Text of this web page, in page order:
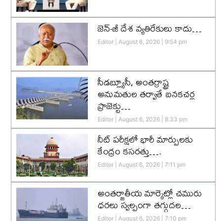
జెన్-జీ దేశ వ్యతిరేకులు కాదు…
Editor August 6, 2026 9:54 pm
సీడబ్ల్యూసీ, అంతర్రాష్ట్ర
అనుమతుల తర్వాతే బనకచర్ల
ప్రాజెక్టు…
Editor August 6, 2026 8:33 pm
నీట్ పరీక్షలో భారీ మార్పులకు
కేంద్రం కసరత్తు….
Editor August 6, 2026 7:11 pm
అంతర్జాతీయ మార్కెట్లో చమురు
ధరలు స్వల్పంగా తగ్గుదల…
Editor August 6, 2026 7:10 pm